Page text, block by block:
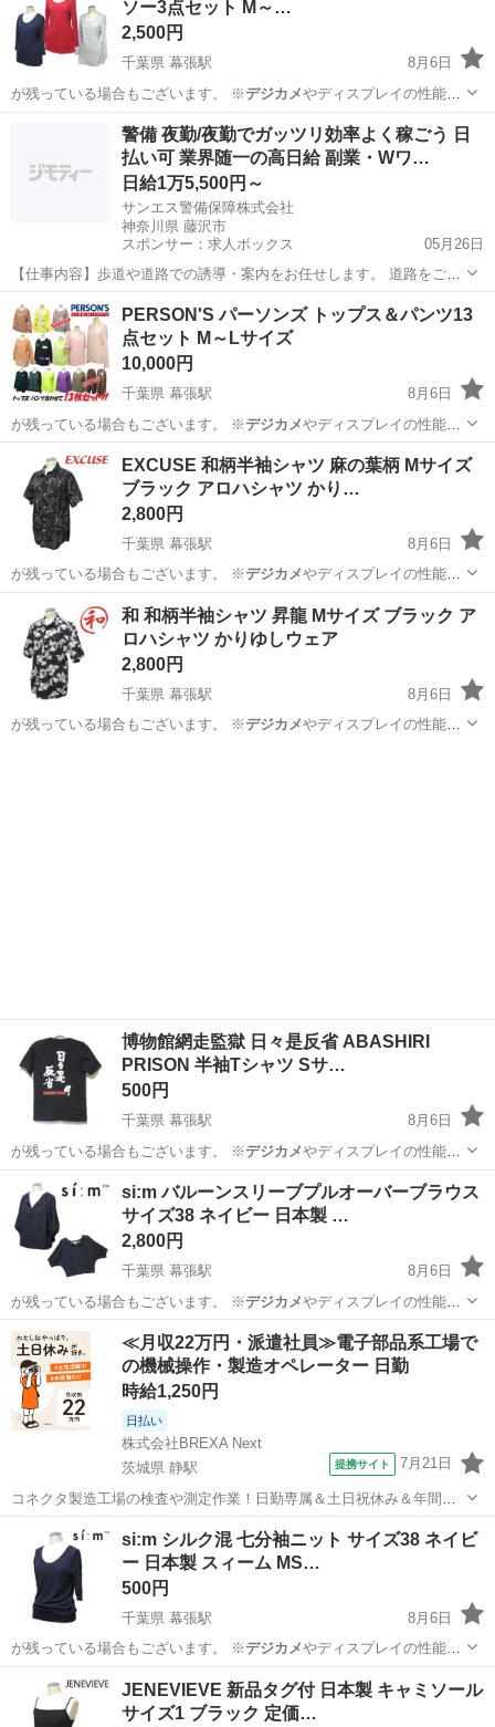
ソー3点セット M～…
2,500円
千葉県 幕張駅
8月6日
が残っている場合もございます。 ※デジカメやディスプレイの性能
上、画像が実物と…
千葉市 幕張駅 カットソー
警備 夜勤/夜勤でガッツリ効率よく稼ごう 日
払い可 業界随一の高日給 副業・Wワ…
日給1万5,500円～
サンエス警備保障株式会社
神奈川県 藤沢市
スポンサー：求人ボックス
05月26日
【仕事内容】歩道や道路での誘導・案内をお任せします。 道路をご利
用される車両や歩行者の方が安全に安心して通行するために適切に誘
導してください。 勤務地へは直行直帰OKです! <未経験でも安心!!> 丁
寧な研修20hで基本的な知識を...
アルバイト・パート
PERSON'S パーソンズ トップス＆パンツ13
点セット M～Lサイズ
10,000円
千葉県 幕張駅
8月6日
が残っている場合もございます。 ※デジカメやディスプレイの性能
上、画像が実物と…
千葉 千葉市 カットソー パーソンズ
EXCUSE 和柄半袖シャツ 麻の葉柄 Mサイズ
ブラック アロハシャツ かり…
2,800円
千葉県 幕張駅
8月6日
が残っている場合もございます。 ※デジカメやディスプレイの性能
上、画像が実物と…
千葉 千葉市 幕張駅 シャツ 和柄
和 和柄半袖シャツ 昇龍 Mサイズ ブラック ア
ロハシャツ かりゆしウェア
2,800円
千葉県 幕張駅
8月6日
が残っている場合もございます。 ※デジカメやディスプレイの性能
博物館網走監獄 日々是反省 ABASHIRI
PRISON 半袖Tシャツ Sサ…
500円
千葉県 幕張駅
8月6日
が残っている場合もございます。 ※デジカメやディスプレイの性能
上、画像が実物と…
千葉 Tシャツ
si:m バルーンスリーブプルオーバーブラウス
サイズ38 ネイビー 日本製 …
2,800円
千葉県 幕張駅
8月6日
が残っている場合もございます。 ※デジカメやディスプレイの性能
上、画像が実物と…
千葉 千葉市 幕張駅 ブラウス ネイビー
≪月収22万円・派遣社員≫電子部品系工場で
の機械操作・製造オペレーター 日勤
時給1,250円
日払い
株式会社BREXA Next
茨城県 静駅
提携サイト 7月21日
コネクタ製造工場の検査や測定作業！日勤専属＆土日祝休み＆年間休
日128日★クリーンルーム内作業★マイカー通勤OK＆無料駐車場あり
★就業先食堂利用可！日払い制度あり！《茨城県常陸大宮市》 人気の
工場のお仕事 ◇コネクタ製造工...
常陸大宮市 静駅 その他
si:m シルク混 七分袖ニット サイズ38 ネイビ
ー 日本製 スィーム MS…
500円
千葉県 幕張駅
8月6日
が残っている場合もございます。 ※デジカメやディスプレイの性能
上、画像が実物と…
千葉市 カットソー ネイビー
JENEVIEVE 新品タグ付 日本製 キャミソール
サイズ1 ブラック 定価…